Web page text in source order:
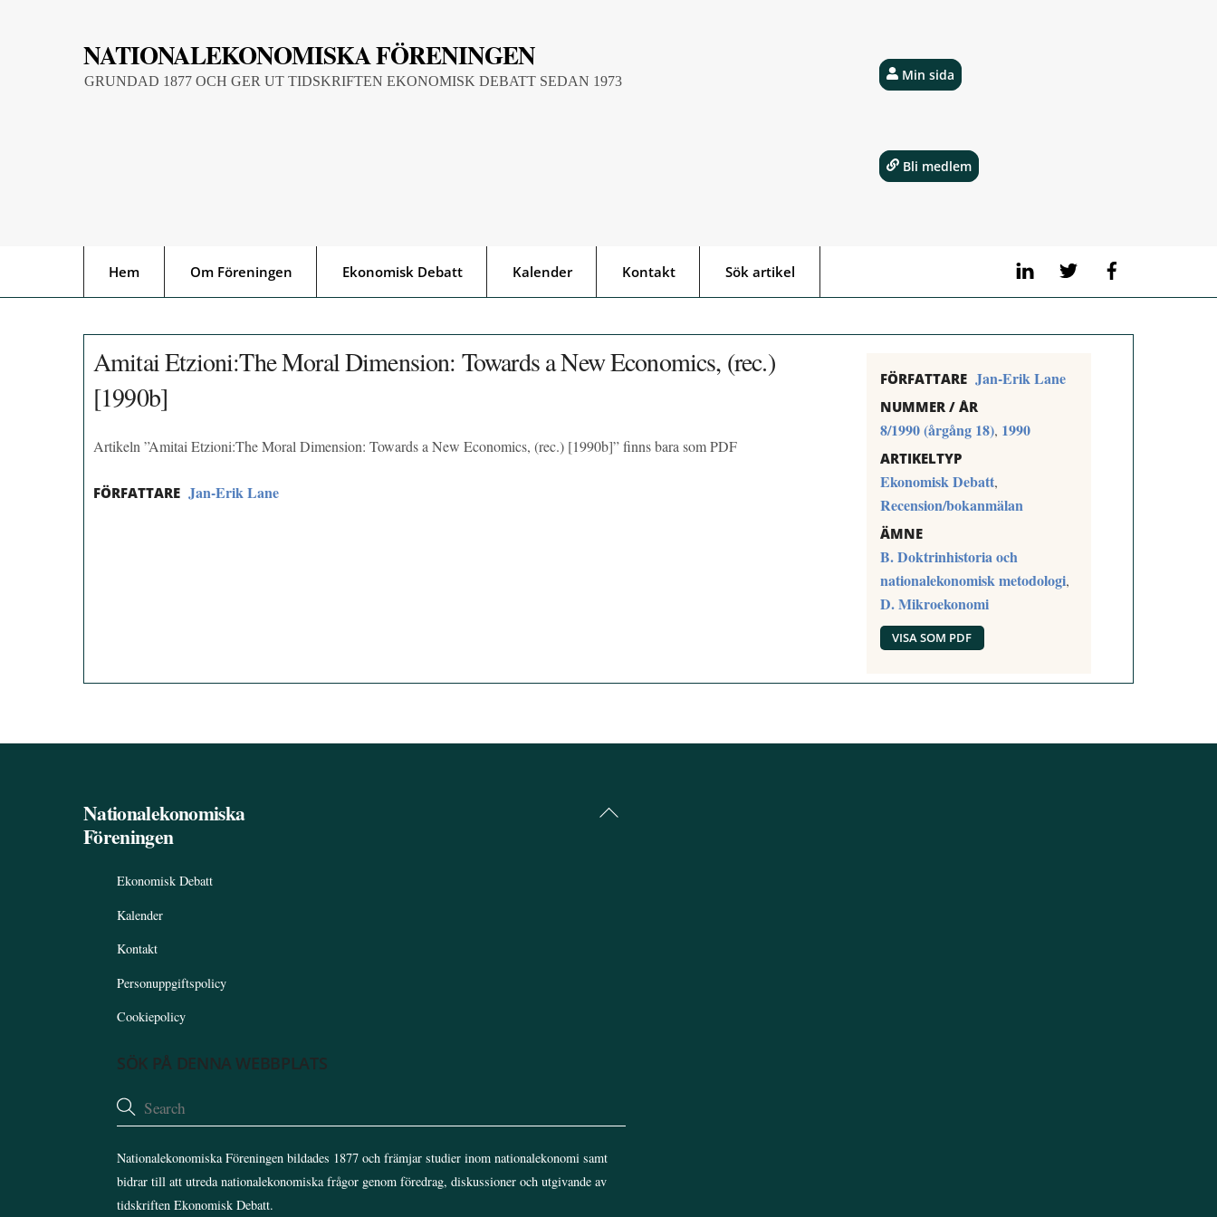
NATIONALEKONOMISKA FÖRENINGEN
GRUNDAD 1877 OCH GER UT TIDSKRIFTEN EKONOMISK DEBATT SEDAN 1973
LinkedIn Twitter
Hem Om Föreningen Ekonomisk Debatt Kalender Kontakt Sök artikel
Min sida
Bli medlem
Amitai Etzioni:The Moral Dimension: Towards a New Economics, (rec.)
[1990b]
Artikeln ”Amitai Etzioni:The Moral Dimension: Towards a New Economics, (rec.) [1990b]” finns bara som PDF
FÖRFATTARE Jan-Erik Lane
FÖRFATTARE Jan-Erik Lane
NUMMER / ÅR
8/1990 (årgång 18), 1990
ARTIKELTYP
Ekonomisk Debatt,
Recension/bokanmälan
ÄMNE
B. Doktrinhistoria och
nationalekonomisk metodologi,
D. Mikroekonomi
VISA SOM PDF
Back
Nationalekonomiska
Föreningen
Ekonomisk Debatt
Kalender
Kontakt
Personuppgiftspolicy
Cookiepolicy
SÖK PÅ DENNA WEBBPLATS
Nationalekonomiska Föreningen bildades 1877 och främjar studier inom nationalekonomi samt
bidrar till att utreda nationalekonomiska frågor genom föredrag, diskussioner och utgivande av
tidskriften Ekonomisk Debatt.